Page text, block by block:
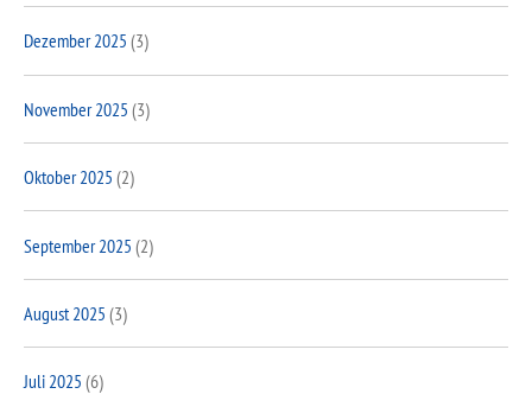
Dezember 2025 (3)
November 2025 (3)
Oktober 2025 (2)
September 2025 (2)
August 2025 (3)
Juli 2025 (6)